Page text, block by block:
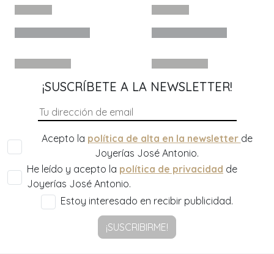
¡SUSCRÍBETE A LA NEWSLETTER!
Acepto la política de alta en la newsletter de
Joyerías José Antonio.
He leído y acepto la política de privacidad de
Joyerías José Antonio.
Estoy interesado en recibir publicidad.
¡SUSCRIBIRME!